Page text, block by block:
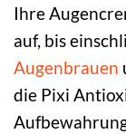
Ihre
auf, bis
Augenbrauen
die Pixi